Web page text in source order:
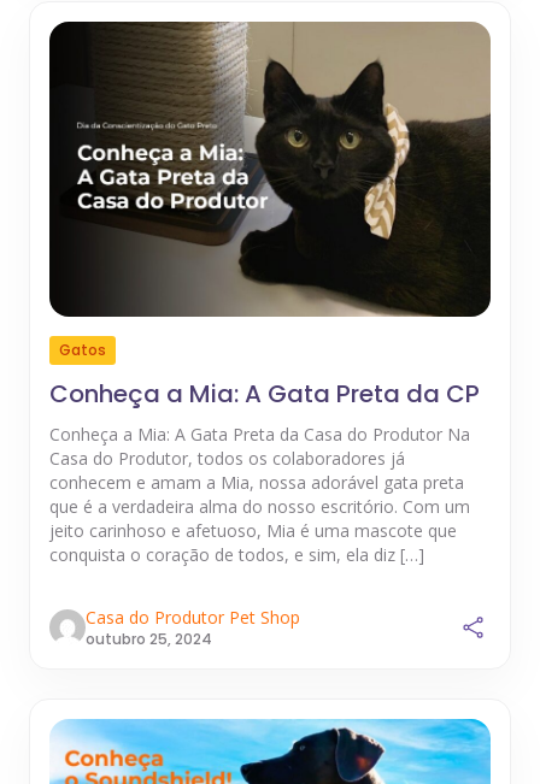
Gatos
Conheça a Mia: A Gata Preta da CP
Conheça a Mia: A Gata Preta da Casa do Produtor Na
Casa do Produtor, todos os colaboradores já
conhecem e amam a Mia, nossa adorável gata preta
que é a verdadeira alma do nosso escritório. Com um
jeito carinhoso e afetuoso, Mia é uma mascote que
conquista o coração de todos, e sim, ela diz […]
Casa do Produtor Pet Shop
outubro 25, 2024